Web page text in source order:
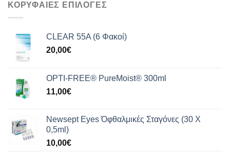
209,99€.
ΚΟΡΥΦΑΙΕΣ ΕΠΙΛΟΓΕΣ
CLEAR 55A (6 Φακοί)
20,00€
OPTI-FREE® PureMoist® 300ml
11,00€
Newsept Eyes Όφθαλμικές Σταγόνες (30 Χ
0,5ml)
10,00€